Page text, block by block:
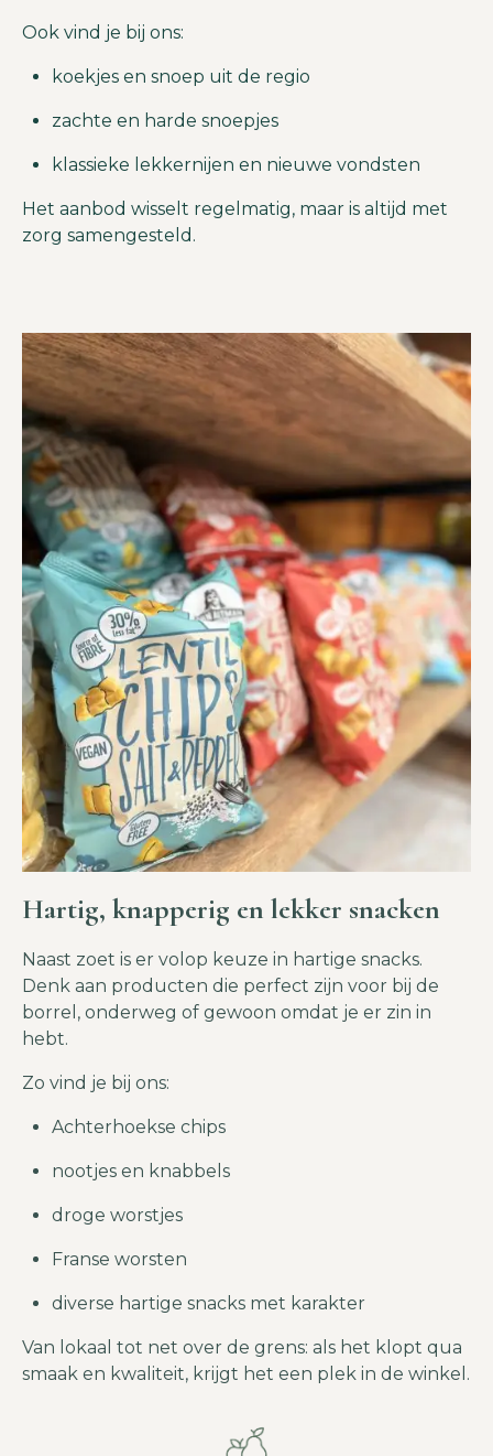
Ook vind je bij ons:
koekjes en snoep uit de regio
zachte en harde snoepjes
klassieke lekkernijen en nieuwe vondsten
Het aanbod wisselt regelmatig, maar is altijd met
zorg samengesteld.
Hartig, knapperig en lekker snacken
Naast zoet is er volop keuze in hartige snacks.
Denk aan producten die perfect zijn voor bij de
borrel, onderweg of gewoon omdat je er zin in
hebt.
Zo vind je bij ons:
Achterhoekse chips
nootjes en knabbels
droge worstjes
Franse worsten
diverse hartige snacks met karakter
Van lokaal tot net over de grens: als het klopt qua
smaak en kwaliteit, krijgt het een plek in de winkel.